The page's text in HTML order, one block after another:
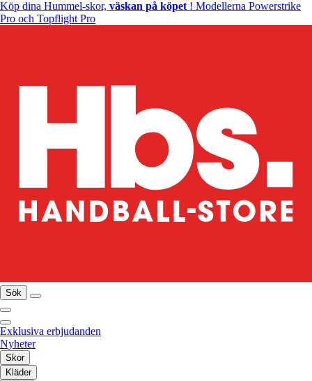
Köp dina Hummel-skor, väskan på köpet ! Modellerna Powerstrike
Pro och Topflight Pro
Sök
Exklusiva erbjudanden
Nyheter
Skor
Kläder